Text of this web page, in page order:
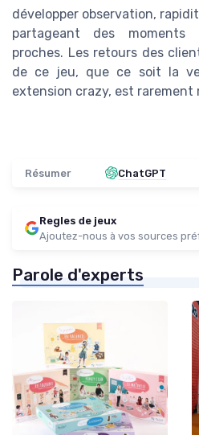
développer observation,
partageant des moments
proches. Les retours des
de ce jeu, que ce soit la
extension crazy, est rarement
Résumer ChatGPT
Regles de jeux
Ajoutez-nous à vos sources
Parole d'experts